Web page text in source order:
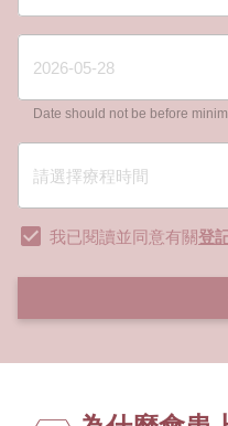
Date should not be before
我已閱讀並同意有關登